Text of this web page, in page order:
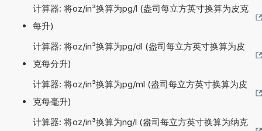
计算器: 将oz/in³换算为pg/l (盎司每立方英寸换算为皮克
每升)
计算器: 将oz/in³换算为pg/dl (盎司每立方英寸换算为皮
克每分升)
计算器: 将oz/in³换算为pg/ml (盎司每立方英寸换算为皮
克每毫升)
计算器: 将oz/in³换算为ng/l (盎司每立方英寸换算为纳克